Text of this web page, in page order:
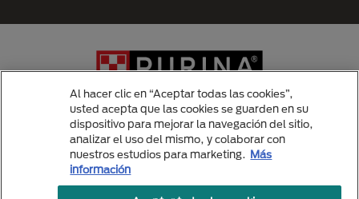
Menu Footer Secundario Purina
Al hacer clic en “Aceptar todas las cookies”,
usted acepta que las cookies se guarden en su
dispositivo para mejorar la navegación del sitio,
analizar el uso del mismo, y colaborar con
nuestros estudios para marketing. Más
información